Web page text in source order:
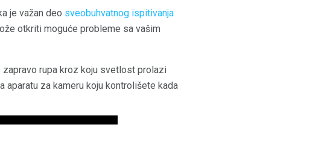
je važan deo sveobuhvatnog ispitivanja
otkriti moguće probleme sa vašim
zapravo rupa kroz koju svetlost prolazi
aparatu za kameru koju kontrolišete kada